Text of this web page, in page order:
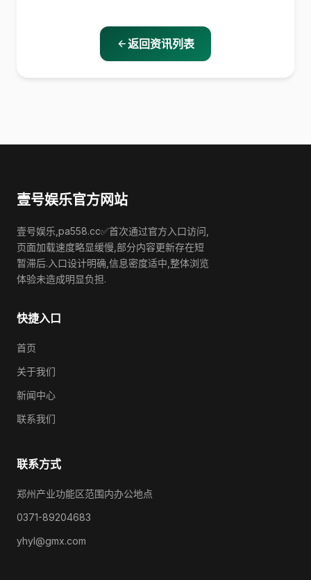
返回资讯列表
壹号娱乐官方网站
壹号娱乐,pa558.cc✅首次通过官方入口访问,
页面加载速度略显缓慢,部分内容更新存在短
暂滞后.入口设计明确,信息密度适中,整体浏览
体验未造成明显负担.
快捷入口
首页
关于我们
新闻中心
联系我们
联系方式
郑州产业功能区范围内办公地点
0371-89204683
yhyl@gmx.com